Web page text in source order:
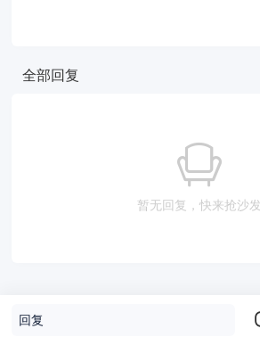
全部回复
暂无回复，快来抢沙发
回复